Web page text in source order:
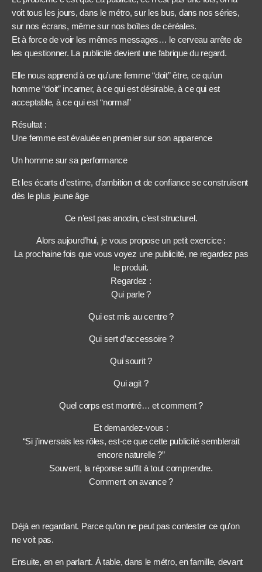
voit tous les jours, dans le métro, sur les bus, dans nos séries,
sur nos écrans, même sur nos boîtes de céréales.
Et à force de voir les mêmes messages… le cerveau arrête de
les questionner. La publicité devient une fabrique du regard.
Elle nous apprend à ce qu’une femme “doit” être, ce qu’un
homme “doit” incarner, à ce qui est désirable, à ce qui est
acceptable, à ce qui est “normal”
Résultat :
Une femme est évaluée en premier sur son apparence
Un homme sur sa performance
Et les écarts d’estime, d’ambition et de confiance se construisent
dès le plus jeune âge
Ce n’est pas anodin, c’est structurel.
Alors aujourd’hui, je vous propose un petit exercice :
La prochaine fois que vous voyez une publicité, ne regardez pas
le produit.
Regardez :
Qui parle ?
Qui est mis au centre ?
Qui sert d’accessoire ?
Qui sourit ?
Qui agit ?
Quel corps est montré… et comment ?
Et demandez-vous :
“Si j’inversais les rôles, est-ce que cette publicité semblerait
encore naturelle ?”
Souvent, la réponse suffit à tout comprendre.
Comment on avance ?
Déjà en regardant. Parce qu’on ne peut pas contester ce qu’on
ne voit pas.
Ensuite, en en parlant. À table, dans le métro, en famille, devant